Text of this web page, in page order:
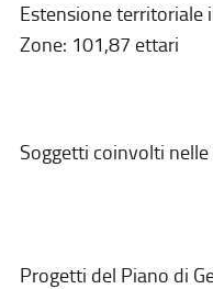
Estensione
Zone: 101,87 ettari
Soggetti coinvolti
Progetti del Piano di